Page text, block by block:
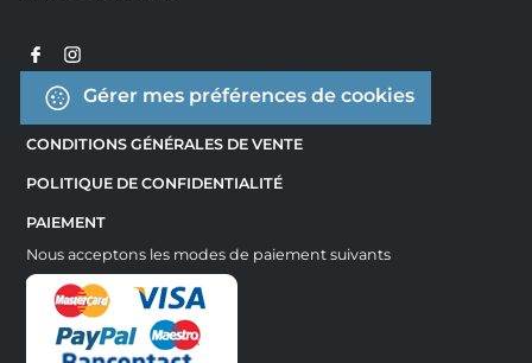
Gérer mes préférences de cookies
CONDITIONS GÉNÉRALES DE VENTE
POLITIQUE DE CONFIDENTIALITÉ
PAIEMENT
Nous acceptons les modes de paiement suivants